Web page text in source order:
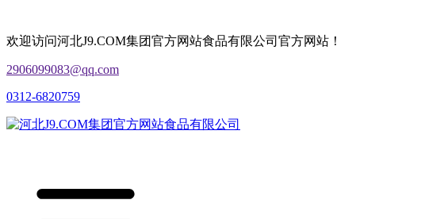
欢迎访问河北J9.COM集团官方网站食品有限公司官方网站！
2906099083@qq.com
0312-6820759